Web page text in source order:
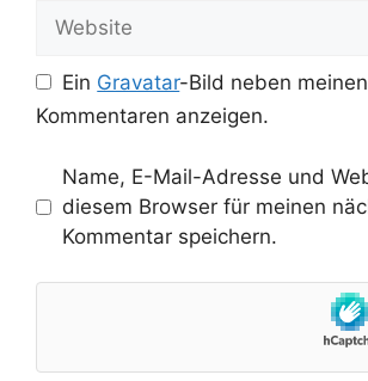
Website
Ein Gravatar-Bild neben meinen
Kommentaren anzeigen.
Name, E-Mail-Adresse und
diesem Browser für meinen
Kommentar speichern.